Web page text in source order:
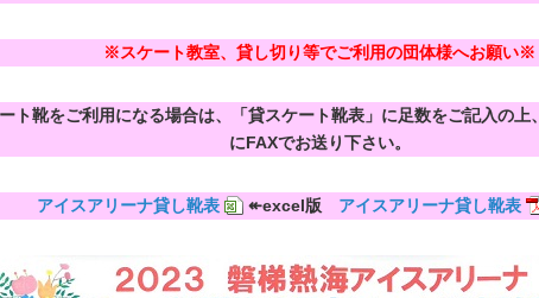
※スケート教室、貸し切り等でご利用の団体様へお願い※
ト靴をご利用になる場合は、「貸スケート靴表」に足数をご記入の上、
にFAXでお送り下さい。
アイスアリーナ貸し靴表 ↞excel版 アイスアリーナ貸し靴表